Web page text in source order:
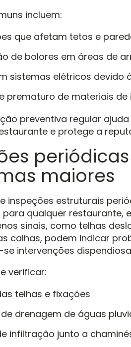
incluem:
que afetam tetos e
de bolores em áreas de
sistemas elétricos devido
prematuro de materiais de
preventiva regular
e protege a
maiores
inspeções estruturais
qualquer restaurante,
sinais, como telhas
calhas, podem indicar
intervenções
verificar:
telhas e fixações
drenagem de águas
infiltração junto a